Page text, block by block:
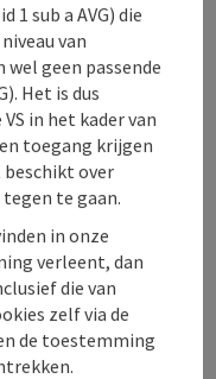
1 sub a AVG) die
van
geen passende
Het is dus
in het kader van
toegang krijgen
over
te gaan.
in onze
verleent, dan
die van
zelf via de
de toestemming